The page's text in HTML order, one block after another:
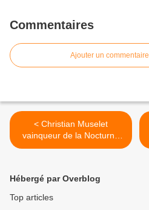
Commentaires
Ajouter un commentaire
< Christian Muselet
vainqueur de la Nocturne
d'Aurec (43) en 1982
Hébergé par Overblog
Top articles